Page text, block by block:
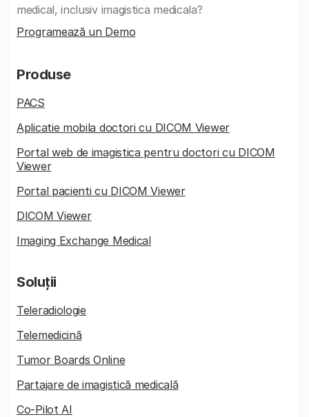
medical, inclusiv imagistica medicala?
Programează un Demo
Produse
PACS
Aplicatie mobila doctori cu DICOM Viewer
Portal web de imagistica pentru doctori cu DICOM
Viewer
Portal pacienti cu DICOM Viewer
DICOM Viewer
Imaging Exchange Medical
Soluții
Teleradiologie
Telemedicină
Tumor Boards Online
Partajare de imagistică medicală
Co-Pilot AI